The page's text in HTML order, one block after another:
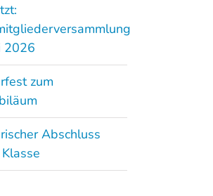
2026
zum
Abschluss